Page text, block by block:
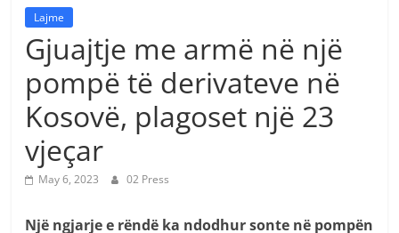
Lajme
Gjuajtje me armë në një
pompë të derivateve në
Kosovë, plagoset një 23
vjeçar
May 6, 2023 02 Press
Një ngjarje e rëndë ka ndodhur sonte në pompën